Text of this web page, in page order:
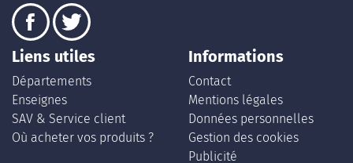
Liens utiles
Départements
Enseignes
SAV & Service client
Où acheter vos produits ?
Informations
Contact
Mentions légales
Données personnelles
Gestion des cookies
Publicité